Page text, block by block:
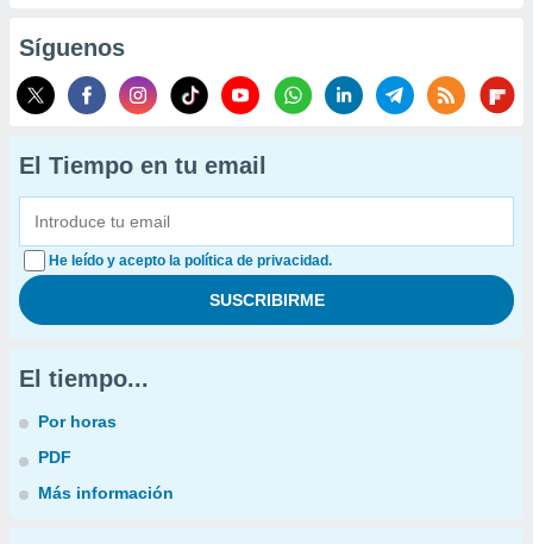
Síguenos
El Tiempo en tu email
He leído y acepto la política de privacidad.
El tiempo...
Por horas
PDF
Más información